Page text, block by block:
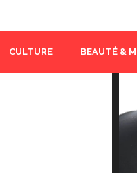
CULTURE BEAUTÉ &